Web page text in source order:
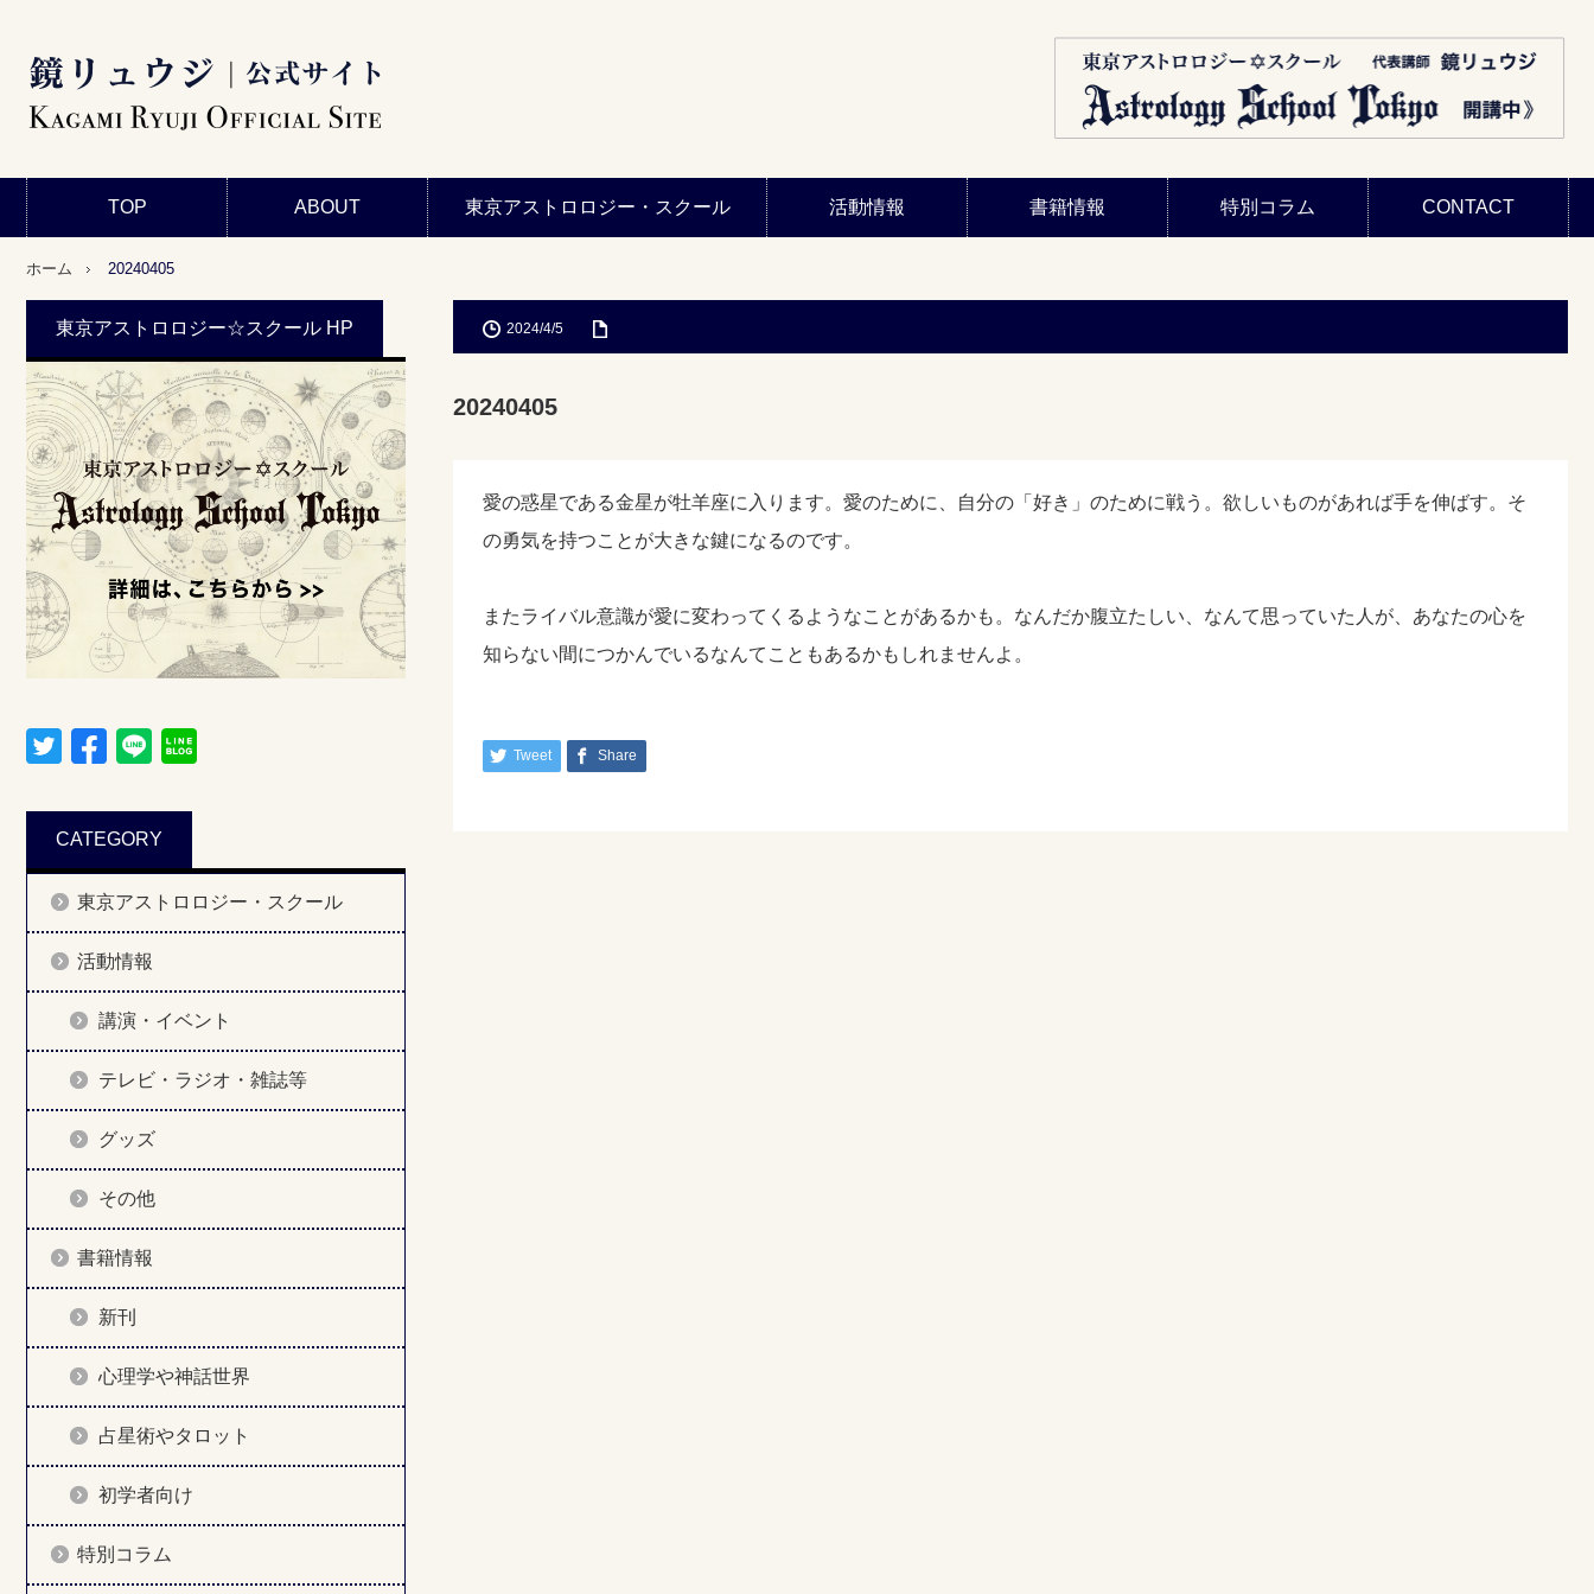
TOP ABOUT 東京アストロロジー・スクール 活動情報 書籍情報 特別コラム CONTACT
ホーム 20240405
2024/4/5
20240405
愛の惑星である金星が牡羊座に入ります。愛のために、自分の「好き」のために戦う。欲しいものがあれば手を伸ばす。そ
の勇気を持つことが大きな鍵になるのです。
またライバル意識が愛に変わってくるようなことがあるかも。なんだか腹立たしい、なんて思っていた人が、あなたの心を
知らない間につかんでいるなんてこともあるかもしれませんよ。
Tweet Share
東京アストロロジー☆スクール HP
CATEGORY
東京アストロロジー・スクール
活動情報
講演・イベント
テレビ・ラジオ・雑誌等
グッズ
その他
書籍情報
新刊
心理学や神話世界
占星術やタロット
初学者向け
特別コラム